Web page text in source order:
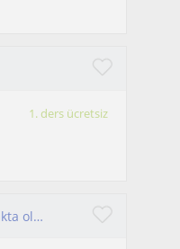
1. ders ücretsiz
Özel Eğitim Uzman öğretici sertifikasına sahip hali hazırda çalışmakta olan işini severek yapan bir öğretmenim.